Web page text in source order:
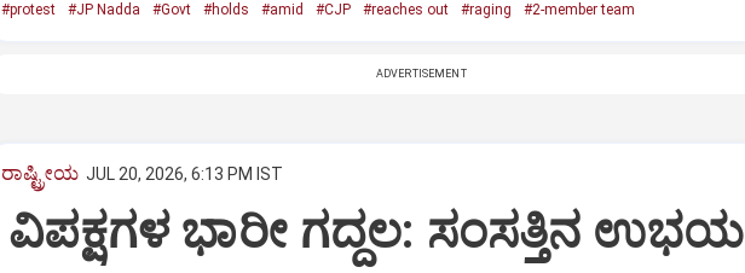
#protest #JP Nadda #Govt #holds #amid #CJP #reaches out #raging #2-member team
ADVERTISEMENT
ರಾಷ್ಟ್ರೀಯ JUL 20, 2026, 6:13 PM IST
ವಿಪಕ್ಷಗಳ ಭಾರೀ ಗದ್ದಲ: ಸಂಸತ್ತಿನ ಉಭಯ